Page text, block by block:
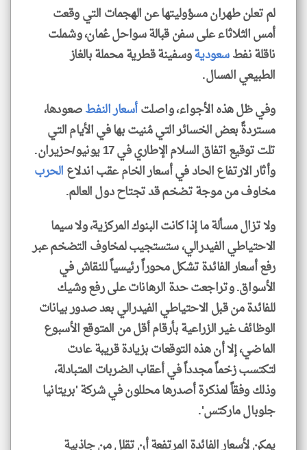
لم تعلن طهران مسؤوليتها عن الهجمات التي وقعت
أمس الثلاثاء على سفن قبالة سواحل عُمان، وشملت
ناقلة نفطسعوديةوسفينة قطرية محملة بالغاز
الطبيعي المسال.
وفي ظل هذه الأجواء، واصلتأسعار النفطصعودها،
مستردةً بعض الخسائر التي مُنيت بها في الأيام التي
تلت توقيع اتفاق السلام الإطاري في 17 يونيو/حزيران.
وأثار الارتفاع الحاد في أسعار الخام عقب اندلاعالحرب
مخاوف من موجة تضخم قد تجتاح دول العالم.
ولا تزال مسألة ما إذا كانت البنوك المركزية، ولا سيما
الاحتياطي الفيدرالي، ستستجيب لمخاوف التضخم عبر
رفع أسعار الفائدة تشكل محوراً رئيسياً للنقاش في
الأسواق. وتراجعت حدة الرهانات على رفع وشيك
للفائدة من قبل الاحتياطي الفيدرالي بعد صدور بيانات
الوظائف غير الزراعية بأرقام أقل من المتوقع الأسبوع
الماضي، إلا أن هذه التوقعات بزيادة قريبة عادت
لتكتسب زخماً مجدداً في أعقاب الضربات المتبادلة،
وذلك وفقاً لمذكرة أصدرها محللون في شركة 'بريتانيا
جلوبال ماركتس'.
يمكن لأسعار الفائدة المرتفعة أن تقلل من جاذبية